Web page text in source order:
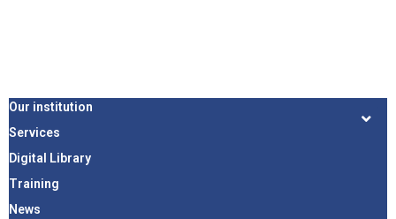
Our institution
Services
Digital Library
Training
News